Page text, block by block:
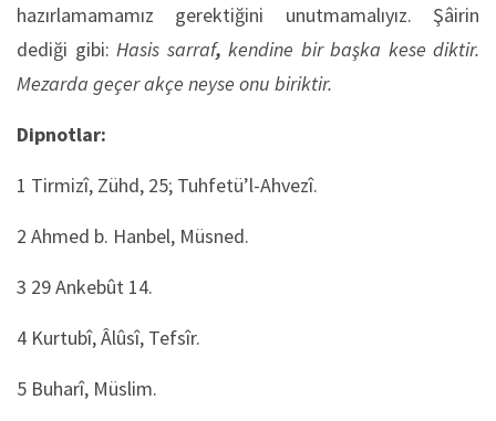
hazırlamamamız gerektiğini unutmamalıyız. Şâirin
dediği gibi: Hasis sarraf, kendine bir başka kese diktir.
Mezarda geçer akçe neyse onu biriktir.
Dipnotlar:
1 Tirmizî, Zühd, 25; Tuhfetü’l-Ahvezî.
2 Ahmed b. Hanbel, Müsned.
3 29 Ankebût 14.
4 Kurtubî, Âlûsî, Tefsîr.
5 Buharî, Müslim.